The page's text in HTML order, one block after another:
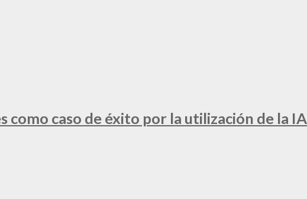
como caso de éxito por la utilización de la IA